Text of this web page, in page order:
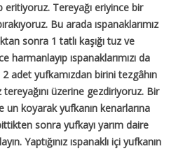
eritiyoruz. Tereyağı eriyince bir
Bu arada ıspanaklarımız
sonra 1 tatlı kaşığı tuz ve
harmanlayıp ıspanaklarımızı da
2 adet yufkamızdan birini tezgâhın
üzerine gezdiriyoruz. Bir
un koyarak yufkanın kenarlarına
sonra yufkayı yarım daire
Yaptığınız ıspanaklı içi yufkanın